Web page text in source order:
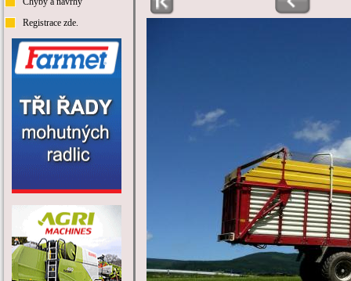
Registrace zde.